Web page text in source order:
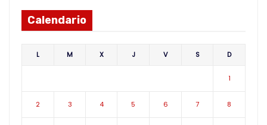
Calendario
L M X J V S D
1
2 3 4 5 6 7 8